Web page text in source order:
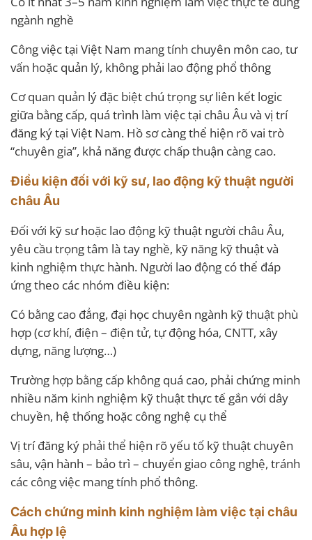
ngành nghề
Công việc tại Việt Nam mang tính chuyên môn cao, tư
vấn hoặc quản lý, không phải lao động phổ thông
Cơ quan quản lý đặc biệt chú trọng sự liên kết logic
giữa bằng cấp, quá trình làm việc tại châu Âu và vị trí
đăng ký tại Việt Nam. Hồ sơ càng thể hiện rõ vai trò
“chuyên gia”, khả năng được chấp thuận càng cao.
Điều kiện đối với kỹ sư, lao động kỹ thuật người
châu Âu
Đối với kỹ sư hoặc lao động kỹ thuật người châu Âu,
yêu cầu trọng tâm là tay nghề, kỹ năng kỹ thuật và
kinh nghiệm thực hành. Người lao động có thể đáp
ứng theo các nhóm điều kiện:
Có bằng cao đẳng, đại học chuyên ngành kỹ thuật phù
hợp (cơ khí, điện – điện tử, tự động hóa, CNTT, xây
dựng, năng lượng…)
Trường hợp bằng cấp không quá cao, phải chứng minh
nhiều năm kinh nghiệm kỹ thuật thực tế gắn với dây
chuyền, hệ thống hoặc công nghệ cụ thể
Vị trí đăng ký phải thể hiện rõ yếu tố kỹ thuật chuyên
sâu, vận hành – bảo trì – chuyển giao công nghệ, tránh
các công việc mang tính phổ thông.
Cách chứng minh kinh nghiệm làm việc tại châu
Âu hợp lệ